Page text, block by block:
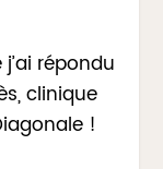
répondu
clinique
!